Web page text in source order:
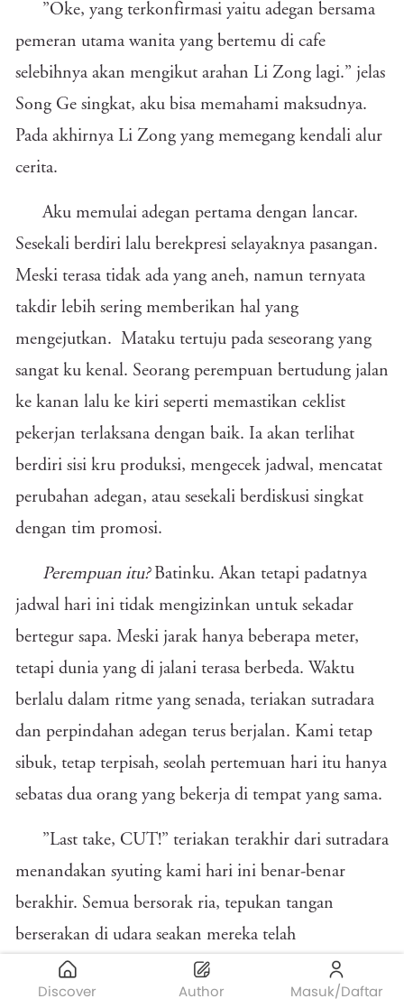
Discover Author Masuk/Daftar
”Oke, yang terkonfirmasi yaitu adegan bersama
pemeran utama wanita yang bertemu di cafe
selebihnya akan mengikut arahan Li Zong lagi.” jelas
Song Ge singkat, aku bisa memahami maksudnya.
Pada akhirnya Li Zong yang memegang kendali alur
cerita.
Aku memulai adegan pertama dengan lancar.
Sesekali berdiri lalu berekpresi selayaknya pasangan.
Meski terasa tidak ada yang aneh, namun ternyata
takdir lebih sering memberikan hal yang
mengejutkan. Mataku tertuju pada seseorang yang
sangat ku kenal. Seorang perempuan bertudung jalan
ke kanan lalu ke kiri seperti memastikan ceklist
pekerjan terlaksana dengan baik. Ia akan terlihat
berdiri sisi kru produksi, mengecek jadwal, mencatat
perubahan adegan, atau sesekali berdiskusi singkat
dengan tim promosi.
Perempuan itu? Batinku. Akan tetapi padatnya
jadwal hari ini tidak mengizinkan untuk sekadar
bertegur sapa. Meski jarak hanya beberapa meter,
tetapi dunia yang di jalani terasa berbeda. Waktu
berlalu dalam ritme yang senada, teriakan sutradara
dan perpindahan adegan terus berjalan. Kami tetap
sibuk, tetap terpisah, seolah pertemuan hari itu hanya
sebatas dua orang yang bekerja di tempat yang sama.
”Last take, CUT!” teriakan terakhir dari sutradara
menandakan syuting kami hari ini benar-benar
berakhir. Semua bersorak ria, tepukan tangan
berserakan di udara seakan mereka telah
menyelesaikan sebuah ujian masuk universitas. Rasa
senang juga tak luput terukir dari wajahku.